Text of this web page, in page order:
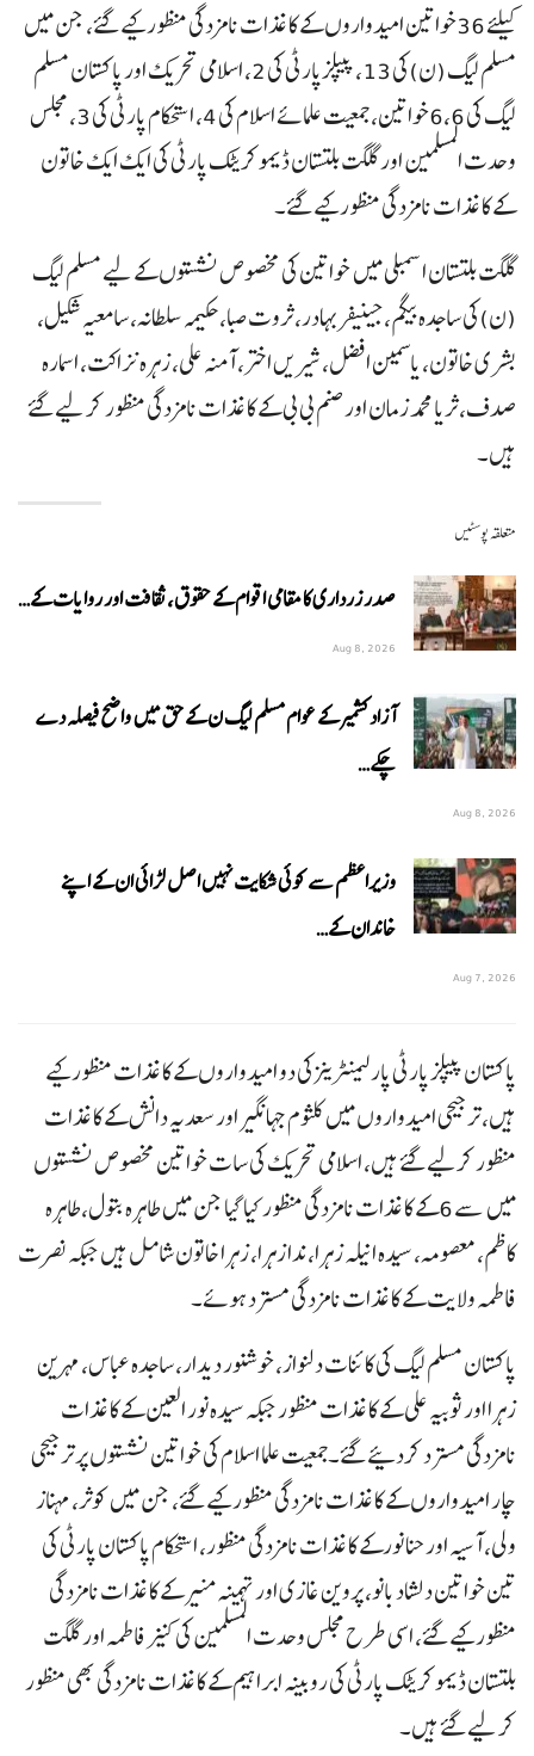
کیلئے 36خواتین امیدواروں کے کاغذات نامزدگی منظور کیے گئے، جن میں
مسلم لیگ (ن)کی 13، پیپلزپارٹی کی 2، اسلامی تحریک اور پاکستان مسلم
لیگ کی 6،6خواتین، جمعیت علمائے اسلام کی 4، استحکام پارٹی کی 3، مجلس
وحدت المسلمین اور گلگت بلتستان ڈیموکریٹک پارٹی کی ایک ایک خاتون
کے کاغذات نامزدگی منظور کیے گئے۔
گلگت بلتستان اسمبلی میں خواتین کی مخصوص نشستوں کے لیے مسلم لیگ
(ن)کی ساجدہ بیگم، جینیفر بہادر، ثروت صبا، حکیمہ سلطانہ، سامعیہ شکیل،
بشری خاتون، یاسمین افضل، شیریں اختر، آمنہ علی، زہرہ نزاکت، اسمارہ
صدف، ثریا محمد زمان اور صنم بی بی کے کاغذات نامزدگی منظور کر لیے گئے
ہیں۔
متعلقہ پوسٹیں
صدر زرداری کا مقامی اقوام کے حقوق، ثقافت اور روایات کے…
Aug 8, 2026
آزاد کشمیر کے عوام مسلم لیگ ن کے حق میں واضح فیصلہ دے
چکے…
Aug 8, 2026
وزیراعظم سے کوئی شکایت نہیں اصل لڑائی ان کے اپنے
خاندان کے…
Aug 7, 2026
پاکستان پیپلز پارٹی پارلیمنٹرینزکی دو امیدواروں کے کاغذات منظور کیے
ہیں، ترجیحی امیدواروں میں کلثوم جہانگیر اور سعدیہ دانش کے کاغذات
منظور کرلیے گئے ہیں، اسلامی تحریک کی سات خواتین مخصوص نشستوں
میں سے 6کے کاغذات نامزدگی منظور کیا گیا جن میں طاہرہ بتول، طاہرہ
کاظم، معصومہ، سیدہ انیلہ زہرا، ندا زہرا، زہرا خاتون شامل ہیں جبکہ نصرت
فاطمہ ولایت کے کاغذات نامزدگی مسترد ہوئے۔
پاکستان مسلم لیگ کی کائنات دلنواز، خوشنور دیدار، ساجدہ عباس، مہرین
زہرا اور ثوبیہ علی کے کاغذات منظور جبکہ سیدہ نور العین کے کاغذات
نامزدگی مسترد کردئیے گئے۔جمعیت علما اسلام کی خواتین نشستوں پر ترجیحی
چار امیدواروں کے کاغذات نامزدگی منظور کیے گئے، جن میں کوثر، مہناز
ولی، آسیہ اور حنا نورکے کاغذات نامزدگی منظور، استحکام پاکستان پارٹی کی
تین خواتین دلشاد بانو، پروین غازی اور تہمینہ منیر کے کاغذات نامزدگی
منظور کیے گئے، اسی طرح مجلس وحدت المسلمین کی کنیز فاطمہ اور گلگت
بلتستان ڈیموکریٹک پارٹی کی روبینہ ابراہیم کے کاغذات نامزدگی بھی منظور
کر لیے گئے ہیں۔